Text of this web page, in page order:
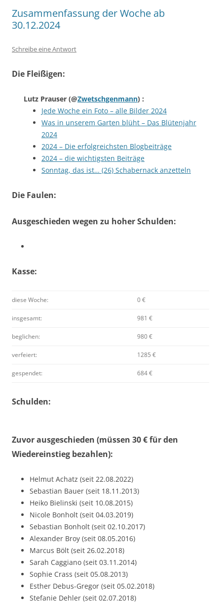
Zusammenfassung der Woche ab
30.12.2024
Schreibe eine Antwort
Die Fleißigen:
Lutz Prauser (@Zwetschgenmann) :
Jede Woche ein Foto – alle Bilder 2024
Was in unserem Garten blüht – Das Blütenjahr
2024
2024 – Die erfolgreichsten Blogbeiträge
2024 – die wichtigsten Beiträge
Sonntag, das ist… (26) Schabernack anzetteln
Die Faulen:
Ausgeschieden wegen zu hoher Schulden:
Kasse:
diese Woche: 0 €
insgesamt: 981 €
beglichen: 980 €
verfeiert: 1285 €
gespendet: 684 €
Schulden:
Zuvor ausgeschieden (müssen 30 € für den
Wiedereinstieg bezahlen):
Helmut Achatz (seit 22.08.2022)
Sebastian Bauer (seit 18.11.2013)
Heiko Bielinski (seit 10.08.2015)
Nicole Bonholt (seit 04.03.2019)
Sebastian Bonholt (seit 02.10.2017)
Alexander Broy (seit 08.05.2016)
Marcus Bölt (seit 26.02.2018)
Sarah Caggiano (seit 03.11.2014)
Sophie Crass (seit 05.08.2013)
Esther Debus-Gregor (seit 05.02.2018)
Stefanie Dehler (seit 02.07.2018)